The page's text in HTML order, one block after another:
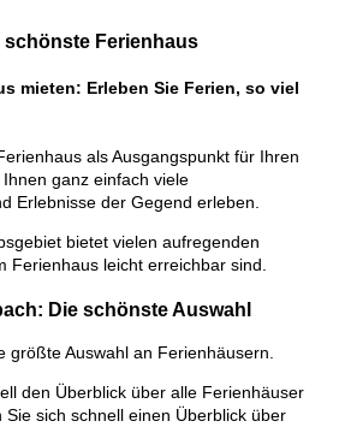
schönste Ferienhaus
mieten: Erleben Sie Ferien, so viel
als Ausgangspunkt für Ihren
ganz einfach viele
Erlebnisse der Gegend erleben.
bietet vielen aufregenden
Ferienhaus leicht erreichbar sind.
Die schönste Auswahl
größte Auswahl an Ferienhäusern.
den Überblick über alle Ferienhäuser
sich schnell einen Überblick über